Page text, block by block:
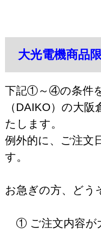
大光電機商品
下記①～④の条件
（DAIKO）の大
たします。
例外的に、ご注文
す。
お急ぎの方、どう
① ご注文内容が